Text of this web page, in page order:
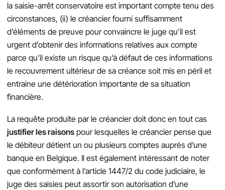
la saisie-arrêt conservatoire est important compte tenu des
circonstances, (ii) le créancier fourni suffisamment
d’éléments de preuve pour convaincre le juge qu’il est
urgent d’obtenir des informations relatives aux compte
parce qu’il existe un risque qu’à défaut de ces informations
le recouvrement ultérieur de sa créance soit mis en péril et
entraine une détérioration importante de sa situation
financière.
La requête produite par le créancier doit donc en tout cas
justifier les raisons pour lesquelles le créancier pense que
le débiteur détient un ou plusieurs comptes auprès d’une
banque en Belgique. Il est également intéressant de noter
que conformément à l’article 1447/2 du code judiciaire, le
juge des saisies peut assortir son autorisation d’une